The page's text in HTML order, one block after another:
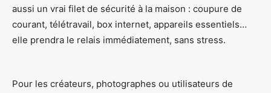
aussi un vrai filet de sécurité à la maison : coupure de
courant, télétravail, box internet, appareils essentiels…
elle prendra le relais immédiatement, sans stress.
Pour les créateurs, photographes ou utilisateurs de